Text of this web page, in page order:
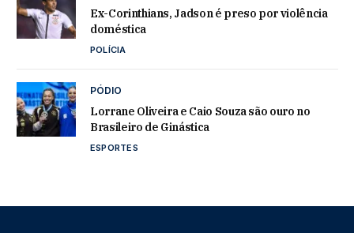
Ex-Corinthians, Jadson é preso por violência
doméstica
POLÍCIA
PÓDIO
Lorrane Oliveira e Caio Souza são ouro no
Brasileiro de Ginástica
ESPORTES